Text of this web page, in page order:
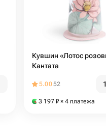
Кувшин «Лотос
Кантата
5.0052
3 197 ₽ × 4 платежа